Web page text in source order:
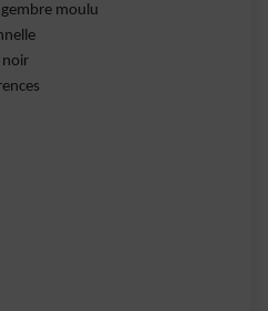
moulu
noir